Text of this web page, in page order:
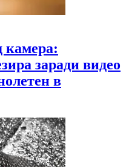
камера:
заради видео
в